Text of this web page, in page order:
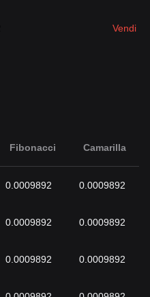
Vendi
Fibonacci Camarilla
0.0009892 0.0009892
0.0009892 0.0009892
0.0009892 0.0009892